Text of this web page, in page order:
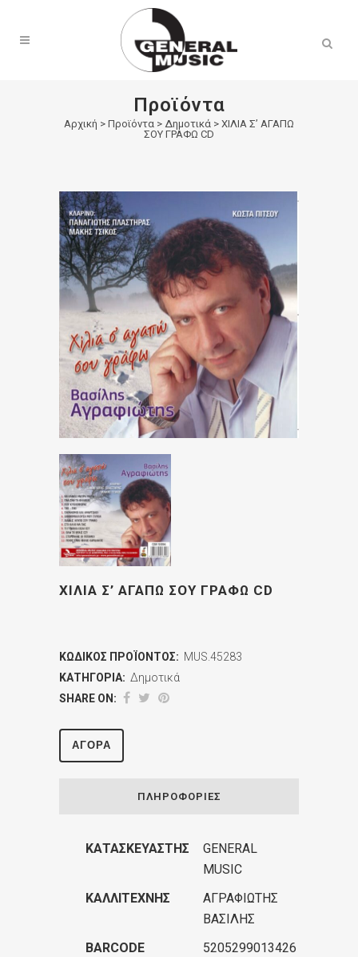
Προϊόντα
Αρχική > Προϊόντα > Δημοτικά > ΧΙΛΙΑ Σ’ ΑΓΑΠΩ
ΣΟΥ ΓΡΑΦΩ CD
ΧΙΛΙΑ Σ’ ΑΓΑΠΩ ΣΟΥ ΓΡΑΦΩ CD
ΚΩΔΙΚΌΣ ΠΡΟΪΌΝΤΟΣ: MUS.45283
ΚΑΤΗΓΟΡΊΑ: Δημοτικά
SHARE ON:
ΑΓΟΡΆ
ΠΛΗΡΟΦΟΡΊΕΣ
ΚΑΤΑΣΚΕΥΑΣΤΉΣ
GENERAL
MUSIC
ΚΑΛΛΙΤΈΧΝΗΣ
ΑΓΡΑΦΙΩΤΗΣ
ΒΑΣΙΛΗΣ
BARCODE
5205299013426